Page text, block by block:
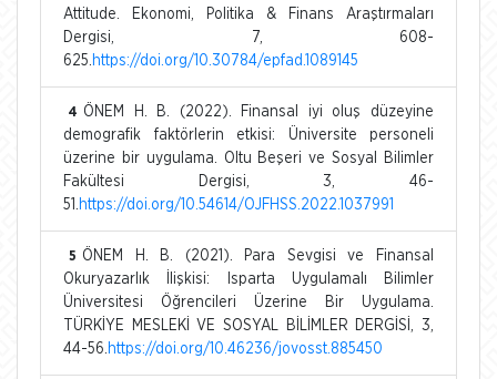
Attitude. Ekonomi, Politika & Finans Araştırmaları
Dergisi, 7, 608-
625. https://doi.org/10.30784/epfad.1089145
4 ÖNEM H. B. (2022). Finansal iyi oluş düzeyine
demografik faktörlerin etkisi: Üniversite personeli
üzerine bir uygulama. Oltu Beşeri ve Sosyal Bilimler
Fakültesi Dergisi, 3, 46-
51. https://doi.org/10.54614/OJFHSS.2022.1037991
5 ÖNEM H. B. (2021). Para Sevgisi ve Finansal
Okuryazarlık İlişkisi: Isparta Uygulamalı Bilimler
Üniversitesi Öğrencileri Üzerine Bir Uygulama.
TÜRKİYE MESLEKİ VE SOSYAL BİLİMLER DERGİSİ, 3,
44-56. https://doi.org/10.46236/jovosst.885450